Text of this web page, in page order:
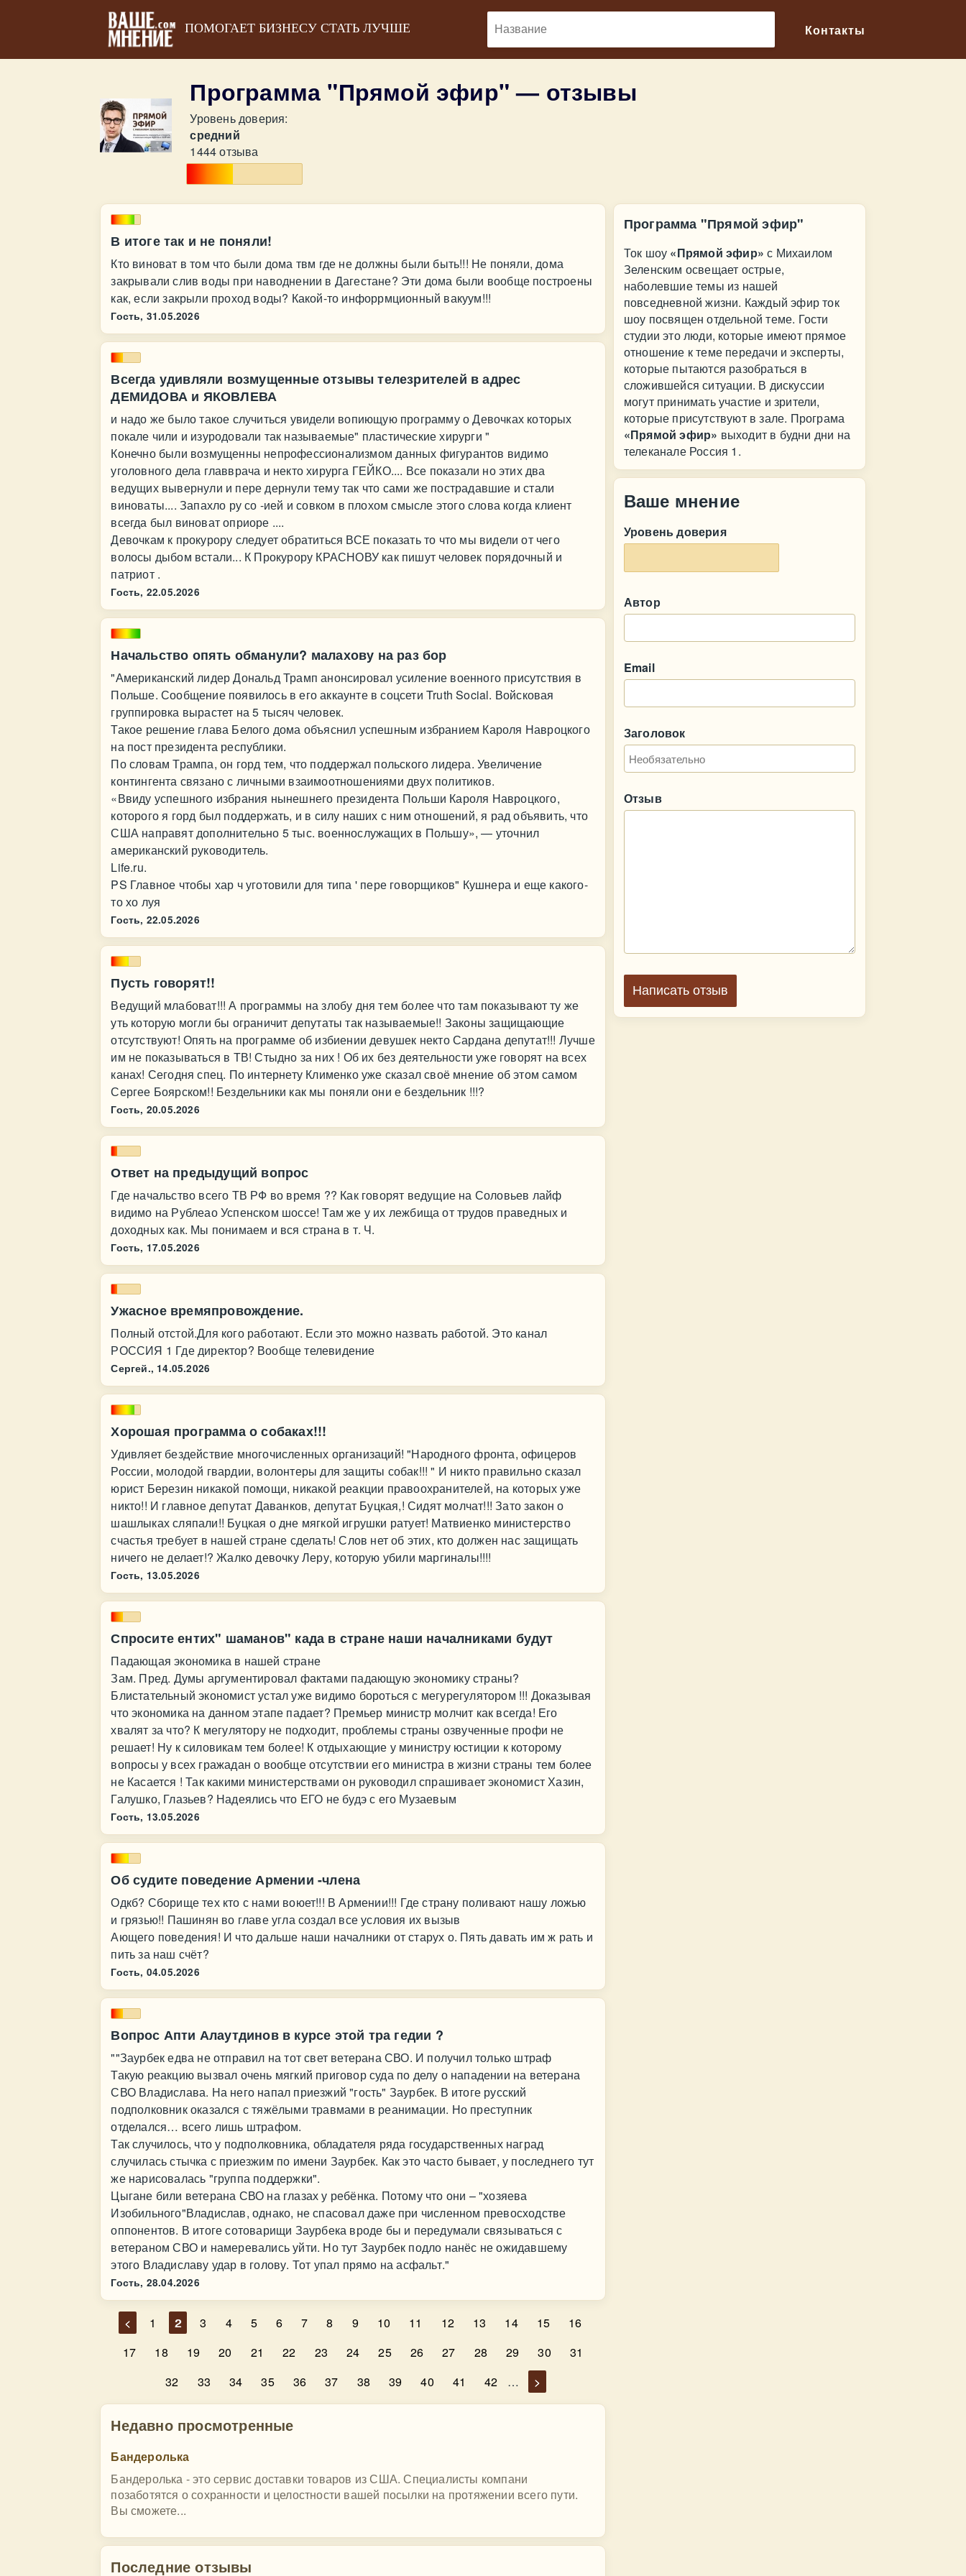
ПОМОГАЕТ БИЗНЕСУ СТАТЬ ЛУЧШЕ Контакты
Программа "Прямой эфир" — отзывы
Уровень доверия:
средний
1444 отзыва
В итоге так и не поняли!
Кто виноват в том что были дома твм где не должны были быть!!! Не поняли, дома
закрывали слив воды при наводнении в Дагестане? Эти дома были вообще построены
как, если закрыли проход воды? Какой-то инфоррмционный вакуум!!!
Гость, 31.05.2026
Всегда удивляли возмущенные отзывы телезрителей в адрес
ДЕМИДОВА и ЯКОВЛЕВА
и надо же было такое случиться увидели вопиющую программу о Девочках которых
покале чили и изуродовали так называемые" пластические хирурги "
Конечно были возмущенны непрофессионализмом данных фигурантов видимо
уголовного дела главврача и некто хирурга ГЕЙКО.... Все показали но этих два
ведущих вывернули и пере дернули тему так что сами же пострадавшие и стали
виноваты.... Запахло ру со -ией и совком в плохом смысле этого слова когда клиент
всегда был виноват оприоре ....
Девочкам к прокурору следует обратиться ВСЕ показать то что мы видели от чего
волосы дыбом встали... К Прокурору КРАСНОВУ как пишут человек порядочный и
патриот .
Гость, 22.05.2026
Начальство опять обманули? малахову на раз бор
"Американский лидер Дональд Трамп анонсировал усиление военного присутствия в
Польше. Сообщение появилось в его аккаунте в соцсети Truth Social. Войсковая
группировка вырастет на 5 тысяч человек.
Такое решение глава Белого дома объяснил успешным избранием Кароля Навроцкого
на пост президента республики.
По словам Трампа, он горд тем, что поддержал польского лидера. Увеличение
контингента связано с личными взаимоотношениями двух политиков.
«Ввиду успешного избрания нынешнего президента Польши Кароля Навроцкого,
которого я горд был поддержать, и в силу наших с ним отношений, я рад объявить, что
США направят дополнительно 5 тыс. военнослужащих в Польшу», — уточнил
американский руководитель.
Life.ru.
PS Главное чтобы хар ч уготовили для типа ' пере говорщиков" Кушнера и еще какого-
то хо луя
Гость, 22.05.2026
Пусть говорят!!
Ведущий млабоват!!! А программы на злобу дня тем более что там показывают ту же
уть которую могли бы ограничит депутаты так называемые!! Законы защищающие
отсутствуют! Опять на программе об избиении девушек некто Сардана депутат!!! Лучше
им не показываться в ТВ! Стыдно за них ! Об их без деятельности уже говорят на всех
канах! Сегодня спец. По интернету Клименко уже сказал своё мнение об этом самом
Сергее Боярском!! Бездельники как мы поняли они е бездельник !!!?
Гость, 20.05.2026
Ответ на предыдущий вопрос
Где начальство всего ТВ РФ во время ?? Как говорят ведущие на Соловьев лайф
видимо на Рублеао Успенском шоссе! Там же у их лежбища от трудов праведных и
доходных как. Мы понимаем и вся страна в т. Ч.
Гость, 17.05.2026
Ужасное времяпровождение.
Полный отстой.Для кого работают. Если это можно назвать работой. Это канал
РОССИЯ 1 Где директор? Вообще телевидение
Сергей., 14.05.2026
Хорошая программа о собаках!!!
Удивляет бездействие многочисленных организаций! "Народного фронта, офицеров
России, молодой гвардии, волонтеры для защиты собак!!! " И никто правильно сказал
юрист Березин никакой помощи, никакой реакции правоохранителей, на которых уже
никто!! И главное депутат Даванков, депутат Буцкая,! Сидят молчат!!! Зато закон о
шашлыках сляпали!! Буцкая о дне мягкой игрушки ратует! Матвиенко министерство
счастья требует в нашей стране сделать! Слов нет об этих, кто должен нас защищать
ничего не делает!? Жалко девочку Леру, которую убили маргиналы!!!!
Гость, 13.05.2026
Спросите ентих" шаманов" када в стране наши началниками будут
Падающая экономика в нашей стране
Зам. Пред. Думы аргументировал фактами падающую экономику страны?
Блистательный экономист устал уже видимо бороться с мегурегулятором !!! Доказывая
что экономика на данном этапе падает? Премьер министр молчит как всегда! Его
хвалят за что? К мегулятору не подходит, проблемы страны озвученные профи не
решает! Ну к силовикам тем более! К отдыхающие у министру юстиции к которому
вопросы у всех гражадан о вообще отсутствии его министра в жизни страны тем более
не Касается ! Так какими министерствами он руководил спрашивает экономист Хазин,
Галушко, Глазьев? Надеялись что ЕГО не будэ с его Музаевым
Гость, 13.05.2026
Об судите поведение Армении -члена
Одкб? Сборище тех кто с нами воюет!!! В Армении!!! Где страну поливают нашу ложью
и грязью!! Пашинян во главе угла создал все условия их вызыв
Ающего поведения! И что дальше наши началники от старух о. Пять давать им ж рать и
пить за наш счёт?
Гость, 04.05.2026
Вопрос Апти Алаутдинов в курсе этой тра гедии ?
""Заурбек едва не отправил на тот свет ветерана СВО. И получил только штраф
Такую реакцию вызвал очень мягкий приговор суда по делу о нападении на ветерана
СВО Владислава. На него напал приезжий "гость" Заурбек. В итоге русский
подполковник оказался с тяжёлыми травмами в реанимации. Но преступник
отделался… всего лишь штрафом.
Так случилось, что у подполковника, обладателя ряда государственных наград
случилась стычка с приезжим по имени Заурбек. Как это часто бывает, у последнего тут
же нарисовалась "группа поддержки".
Цыгане били ветерана СВО на глазах у ребёнка. Потому что они – "хозяева
Изобильного"Владислав, однако, не спасовал даже при численном превосходстве
оппонентов. В итоге сотоварищи Заурбека вроде бы и передумали связываться с
ветераном СВО и намеревались уйти. Но тут Заурбек подло нанёс не ожидавшему
этого Владиславу удар в голову. Тот упал прямо на асфальт."
Гость, 28.04.2026
< 1 2 3 4 5 6 7 8 9 10 11 12 13 14 15
16
17
18 19 20 21 22 23 24 25 26 27 28 29 30
31
32
33 34 35 36 37 38 39 40 41 42 … >
Недавно просмотренные
Бандеролька
Бандеролька - это сервис доставки товаров из США. Специалисты компани
позаботятся о сохранности и целостности вашей посылки на протяжении всего пути.
Вы сможете...
Последние отзывы
Программа "Прямой эфир"
Ток шоу «Прямой эфир» с Михаилом
Зеленским освещает острые,
наболевшие темы из нашей
повседневной жизни. Каждый эфир ток
шоу посвящен отдельной теме. Гости
студии это люди, которые имеют прямое
отношение к теме передачи и эксперты,
которые пытаются разобраться в
сложившейся ситуации. В дискуссии
могут принимать участие и зрители,
которые присутствуют в зале. Програма
«Прямой эфир» выходит в будни дни на
телеканале Россия 1.
Ваше мнение
Уровень доверия
Автор
Email
Заголовок
Отзыв
Написать отзыв